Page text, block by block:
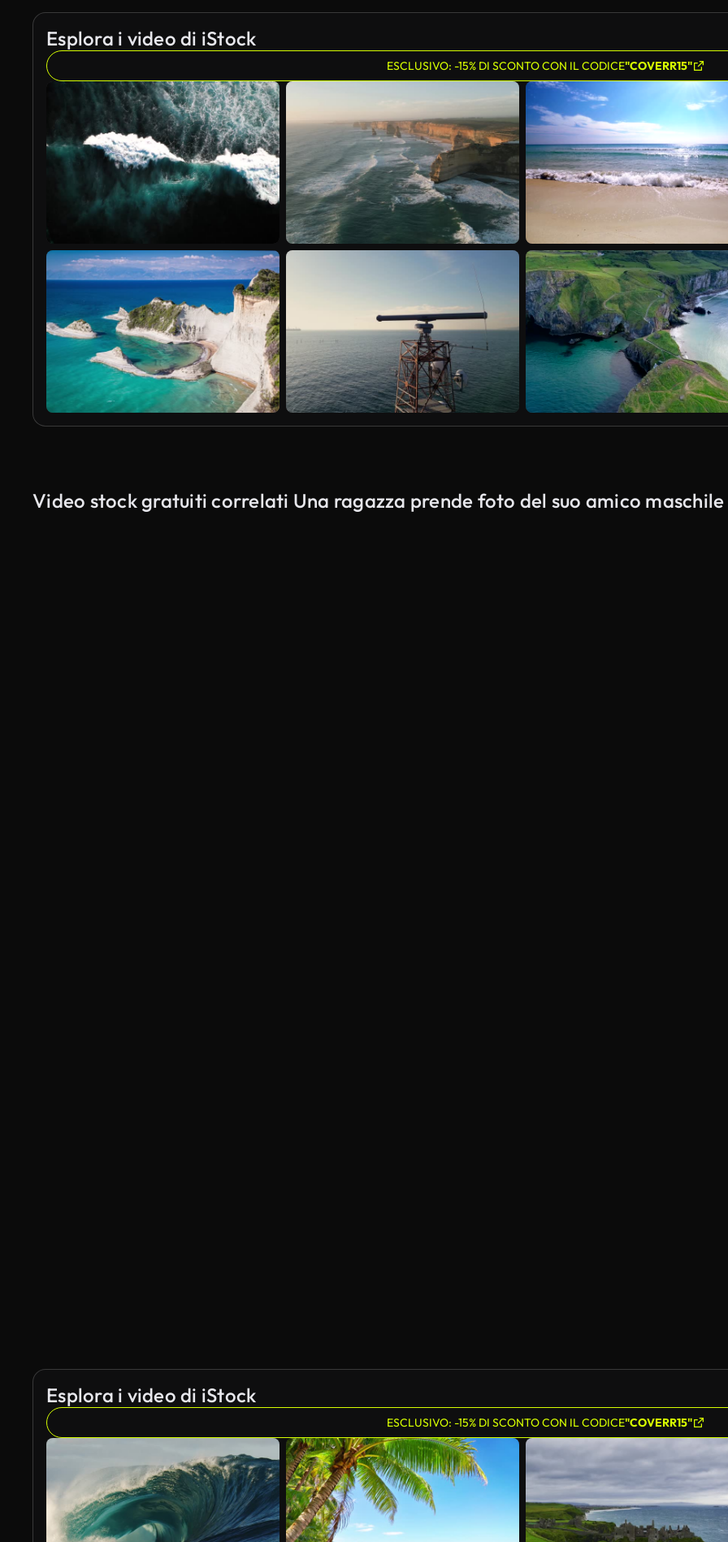
Esplora i video di iStock
ESCLUSIVO: -15% DI SCONTO CON IL CODICE"COVERR15"
Video stock gratuiti correlati Una ragazza prende foto del suo amico
Esplora i video di iStock
ESCLUSIVO: -15% DI SCONTO CON IL CODICE"COVERR15"